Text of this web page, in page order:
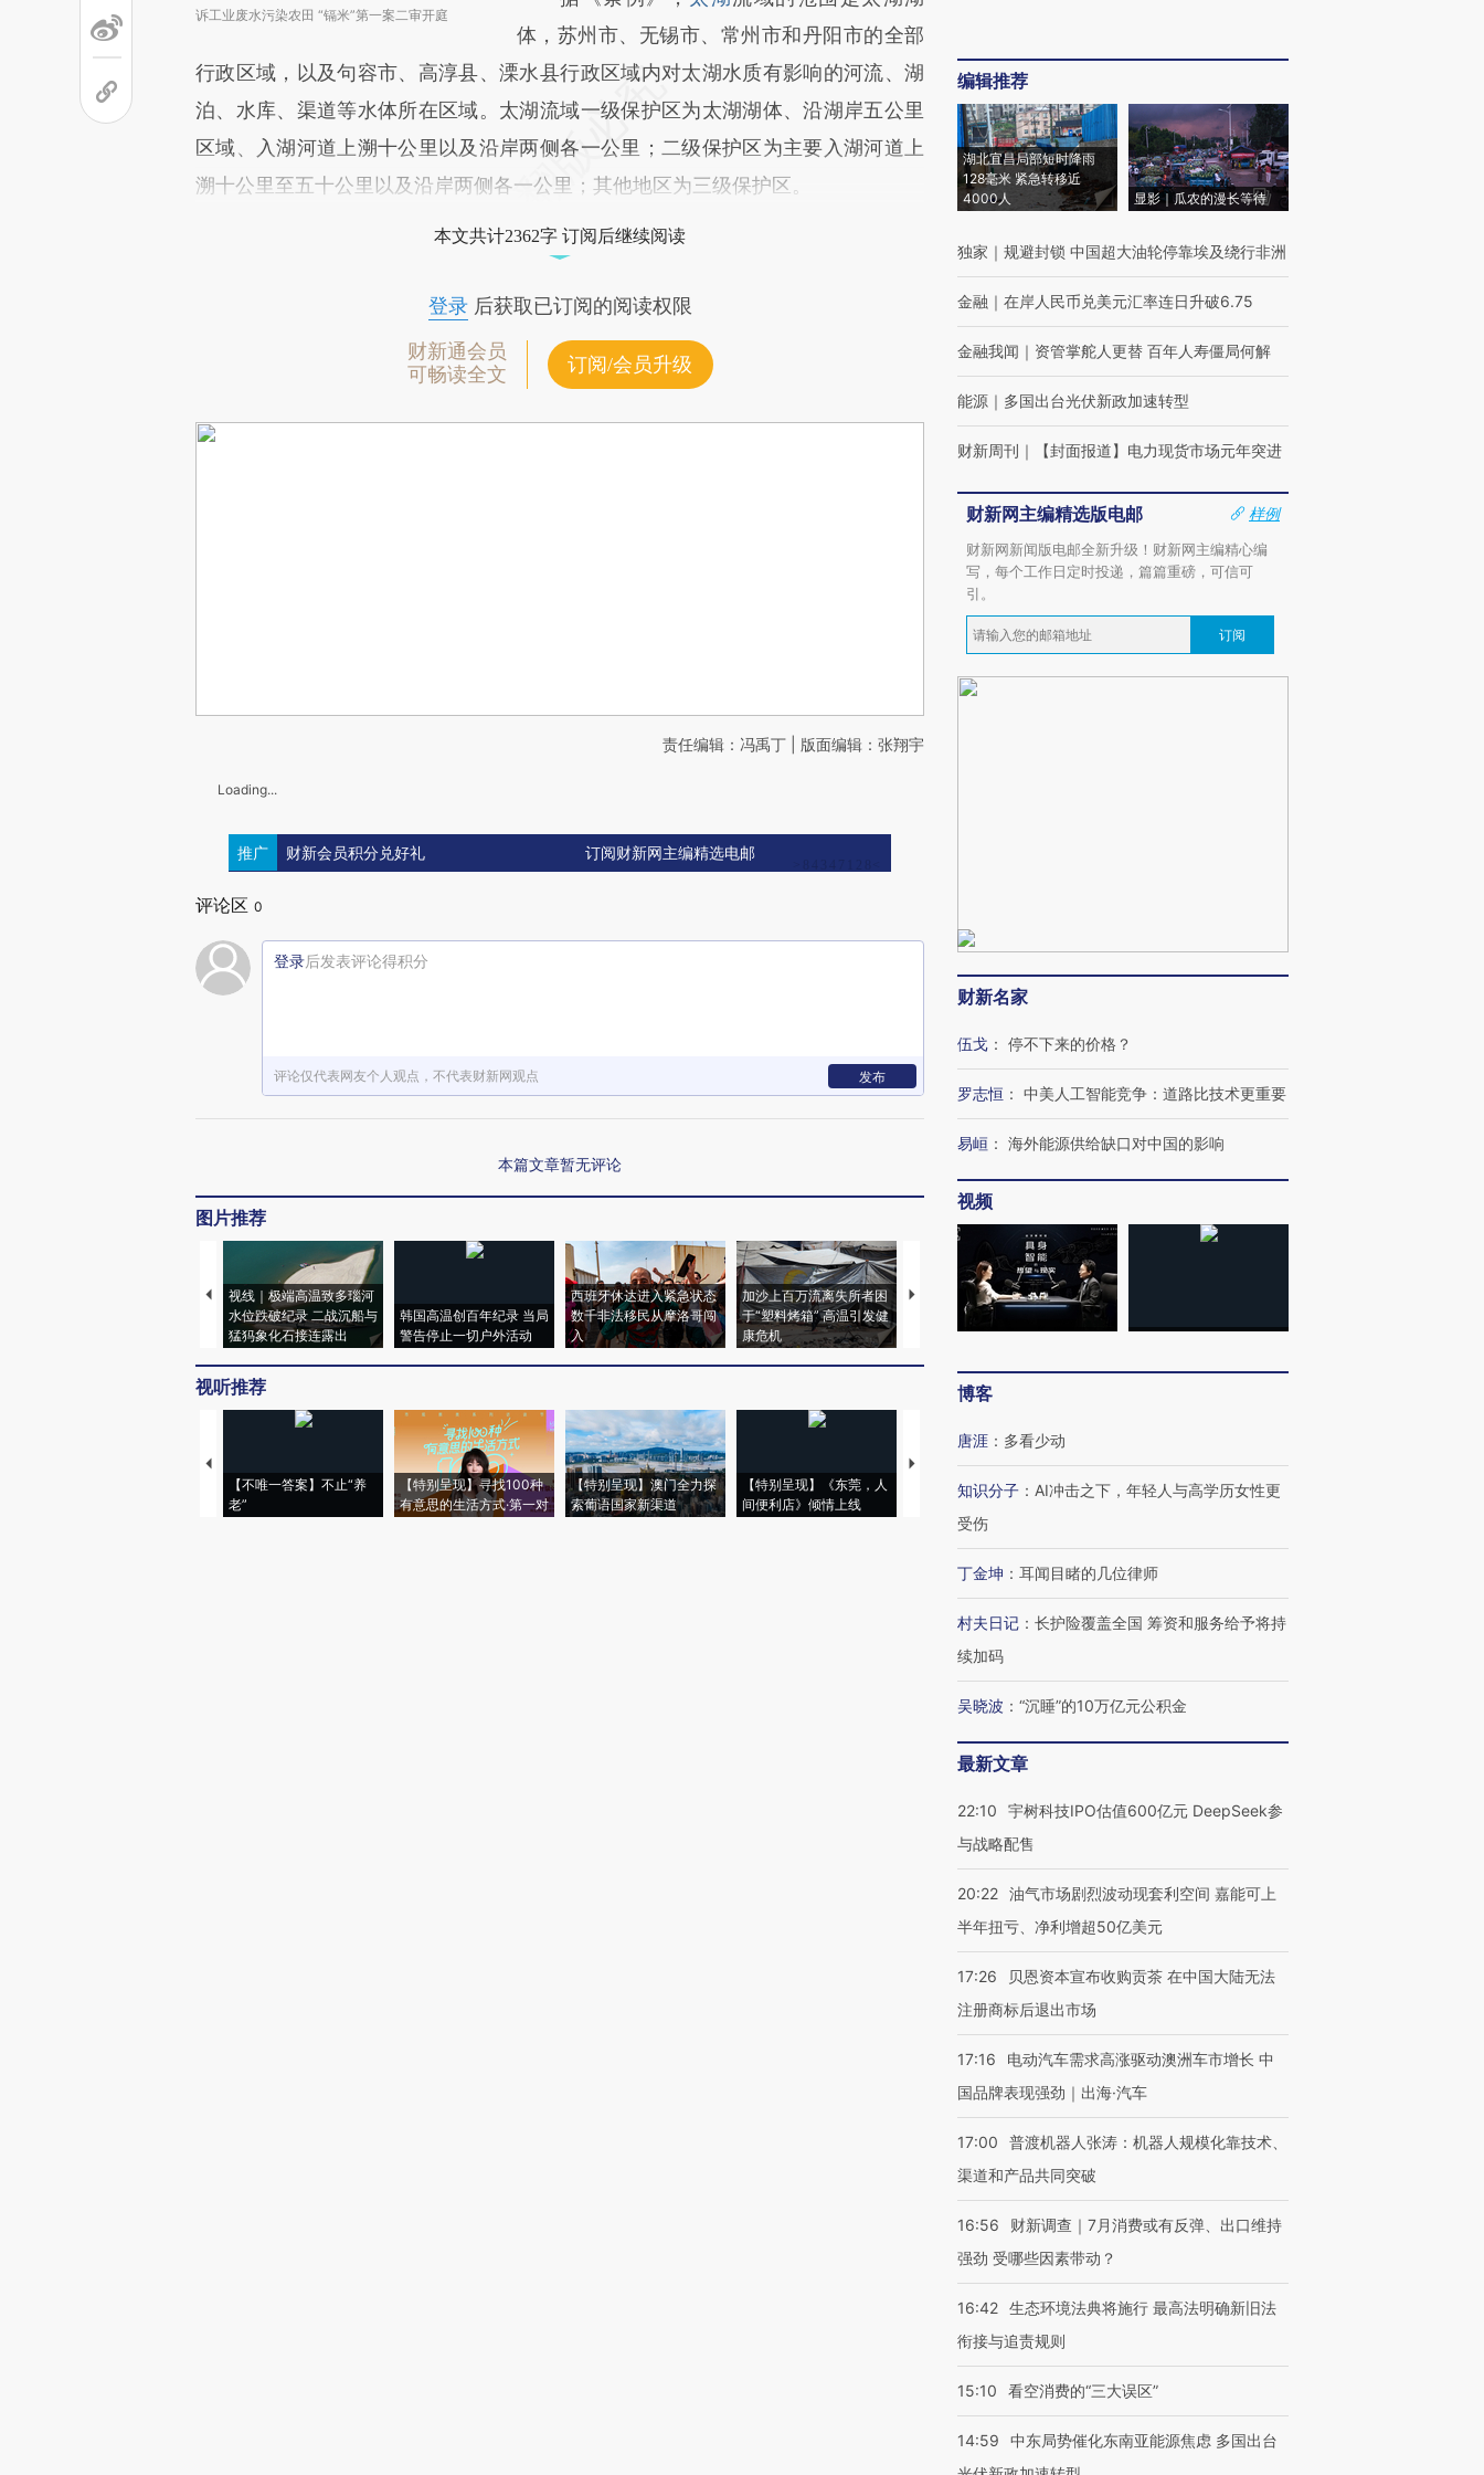
诉工业废水污染农田 “镉米”第一案二审开庭
体，苏州市、无锡市、常州市和丹阳市的全部
行政区域，以及句容市、高淳县、溧水县行政区域内对太湖水质有影响的河流、湖
泊、水库、渠道等水体所在区域。太湖流域一级保护区为太湖湖体、沿湖岸五公里
区域、入湖河道上溯十公里以及沿岸两侧各一公里；二级保护区为主要入湖河道上
溯十公里至五十公里以及沿岸两侧各一公里；其他地区为三级保护区。
本文共计2362字 订阅后继续阅读
登录后获取已订阅的阅读权限
财新通会员
可畅读全文
订阅/会员升级
责任编辑：冯禹丁 | 版面编辑：张翔宇
Loading...
推广 财新会员积分兑好礼 订阅财新网主编精选电邮
评论区 0
登录后发表评论得积分
评论仅代表网友个人观点，不代表财新网观点 发布
本篇文章暂无评论
图片推荐
视线｜极端高温致多瑙河
水位跌破纪录 二战沉船与
猛犸象化石接连露出
韩国高温创百年纪录 当局
警告停止一切户外活动
西班牙休达进入紧急状态
数千非法移民从摩洛哥闯
入
加沙上百万流离失所者困
于“塑料烤箱” 高温引发健
康危机
视线｜HYROX的吸金
术：是什么让中产们甘
心“花钱找虐”？
马航飞行员跨国走私7万
粒摇头丸 尿检体内含3种
毒品
育部长拱下台
视听推荐
【不唯一答案】不止“养
老”
【特别呈现】寻找100种
有意思的生活方式·第一对
【特别呈现】澳门全力探
索葡语国家新渠道
【特别呈现】《东莞，人
间便利店》倾情上线
【推广】走进第四届链博
会，让数智科技“链”接产
【特别呈现】寻找100种
【商旅对话】华住集团
CFO：不靠规模取胜，华
编辑推荐
湖北宜昌局部短时降雨
128毫米 紧急转移近
4000人
显影｜瓜农的漫长等待
独家 ｜ 规避封锁 中国超大油轮停靠埃及绕行非洲
金融 ｜ 在岸人民币兑美元汇率连日升破6.75
金融我闻 ｜ 资管掌舵人更替 百年人寿僵局何解
能源 ｜ 多国出台光伏新政加速转型
财新周刊 ｜ 【封面报道】电力现货市场元年突进
财新网主编精选版电邮
样例
财新网新闻版电邮全新升级！财新网主编精心编
写，每个工作日定时投递，篇篇重磅，可信可
引。
订阅
财新名家
伍戈 ： 停不下来的价格？
罗志恒 ： 中美人工智能竞争：道路比技术更重要
易峘 ： 海外能源供给缺口对中国的影响
视频
博客
唐涯 ： 多看少动
知识分子 ： AI冲击之下，年轻人与高学历女性更
受伤
丁金坤 ： 耳闻目睹的几位律师
村夫日记 ： 长护险覆盖全国 筹资和服务给予将持
续加码
吴晓波 ： “沉睡”的10万亿元公积金
最新文章
22:10
宇树科技IPO估值600亿元 DeepSeek参
与战略配售
20:22 油气市场剧烈波动现套利空间 嘉能可上
半年扭亏、净利增超50亿美元
17:26
贝恩资本宣布收购贡茶 在中国大陆无法
注册商标后退出市场
17:16
电动汽车需求高涨驱动澳洲车市增长 中
国品牌表现强劲｜出海·汽车
17:00
普渡机器人张涛：机器人规模化靠技术、
渠道和产品共同突破
16:56
财新调查｜7月消费或有反弹、出口维持
强劲 受哪些因素带动？
16:42 生态环境法典将施行 最高法明确新旧法
衔接与追责规则
15:10 看空消费的“三大误区”
14:59
中东局势催化东南亚能源焦虑 多国出台